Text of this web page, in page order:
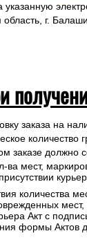
указанную
область, г.
заказа на
количество
заказе должно
ва мест,
количества
Акт с
формы Актов